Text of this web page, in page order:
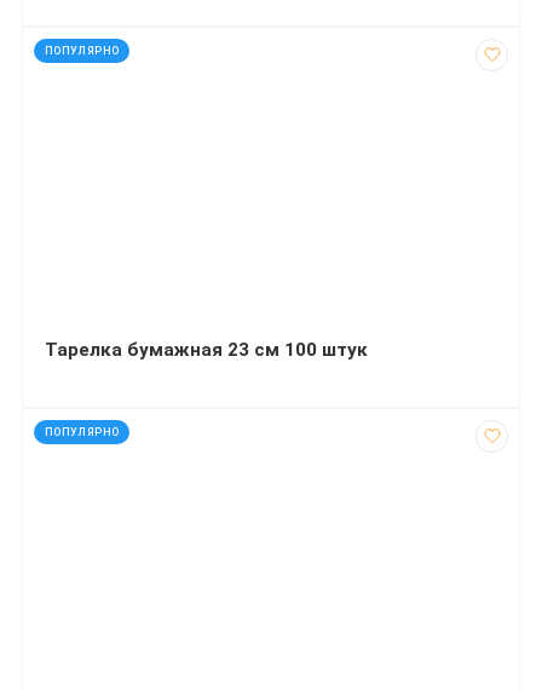
ПОПУЛЯРНО
код: 30700
Тарелка бумажная 23 см 100 штук
ПОПУЛЯРНО
код: 13622